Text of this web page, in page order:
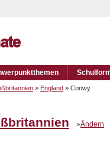
» England » Conwy
»Ändern